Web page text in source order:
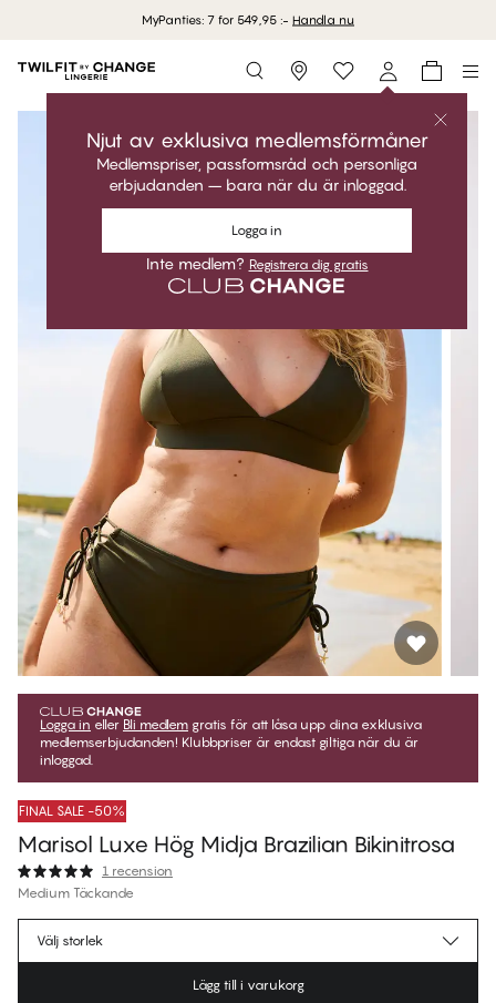
MyPanties: 7 for 549,95 :- Handla nu
Storefinder
Njut av exklusiva medlemsförmåner
Medlemspriser, passformsråd och personliga
erbjudanden – bara när du är inloggad.
Logga in
Inte medlem? Registrera dig gratis
Logga in eller Bli medlem gratis för att låsa upp dina exklusiva
medlemserbjudanden! Klubbpriser är endast giltiga när du är
inloggad.
FINAL SALE -50%
Marisol Luxe Hög Midja Brazilian Bikinitrosa
1 recension
Medium Täckande
449,95 krOrdinarie pris
Välj storlek
Lägg till i varukorg